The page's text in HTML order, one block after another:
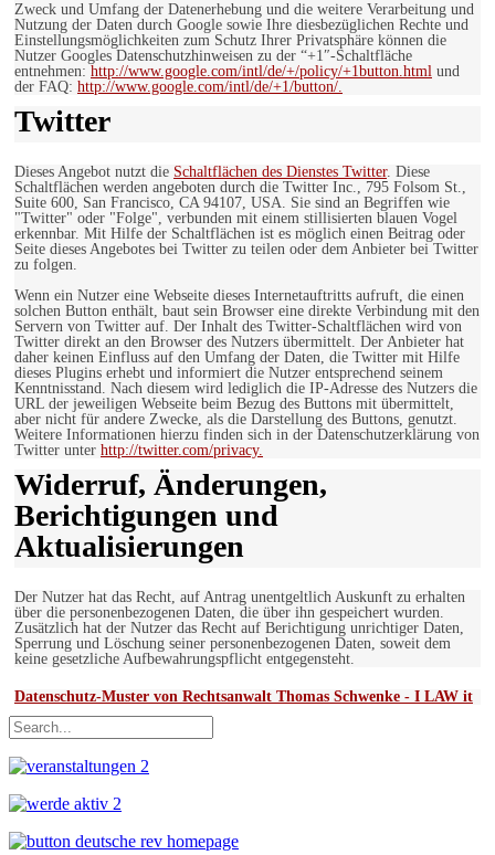
Zweck und Umfang der Datenerhebung und die weitere Verarbeitung und
Nutzung der Daten durch Google sowie Ihre diesbezüglichen Rechte und
Einstellungsmöglichkeiten zum Schutz Ihrer Privatsphäre können die
Nutzer Googles Datenschutzhinweisen zu der “+1″-Schaltfläche
entnehmen: http://www.google.com/intl/de/+/policy/+1button.html und
der FAQ: http://www.google.com/intl/de/+1/button/.
Twitter
Dieses Angebot nutzt die Schaltflächen des Dienstes Twitter. Diese
Schaltflächen werden angeboten durch die Twitter Inc., 795 Folsom St.,
Suite 600, San Francisco, CA 94107, USA. Sie sind an Begriffen wie
"Twitter" oder "Folge", verbunden mit einem stillisierten blauen Vogel
erkennbar. Mit Hilfe der Schaltflächen ist es möglich einen Beitrag oder
Seite dieses Angebotes bei Twitter zu teilen oder dem Anbieter bei Twitter
zu folgen.
Wenn ein Nutzer eine Webseite dieses Internetauftritts aufruft, die einen
solchen Button enthält, baut sein Browser eine direkte Verbindung mit den
Servern von Twitter auf. Der Inhalt des Twitter-Schaltflächen wird von
Twitter direkt an den Browser des Nutzers übermittelt. Der Anbieter hat
daher keinen Einfluss auf den Umfang der Daten, die Twitter mit Hilfe
dieses Plugins erhebt und informiert die Nutzer entsprechend seinem
Kenntnisstand. Nach diesem wird lediglich die IP-Adresse des Nutzers die
URL der jeweiligen Webseite beim Bezug des Buttons mit übermittelt,
aber nicht für andere Zwecke, als die Darstellung des Buttons, genutzt.
Weitere Informationen hierzu finden sich in der Datenschutzerklärung von
Twitter unter http://twitter.com/privacy.
Widerruf, Änderungen,
Berichtigungen und
Aktualisierungen
Der Nutzer hat das Recht, auf Antrag unentgeltlich Auskunft zu erhalten
über die personenbezogenen Daten, die über ihn gespeichert wurden.
Zusätzlich hat der Nutzer das Recht auf Berichtigung unrichtiger Daten,
Sperrung und Löschung seiner personenbezogenen Daten, soweit dem
keine gesetzliche Aufbewahrungspflicht entgegensteht.
Datenschutz-Muster von Rechtsanwalt Thomas Schwenke - I LAW it